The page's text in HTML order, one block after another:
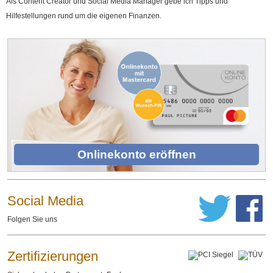
Hilfestellungen rund um die eigenen Finanzen.
Onlinekonto eröffnen
Social Media
Folgen Sie uns
Zertifizierungen